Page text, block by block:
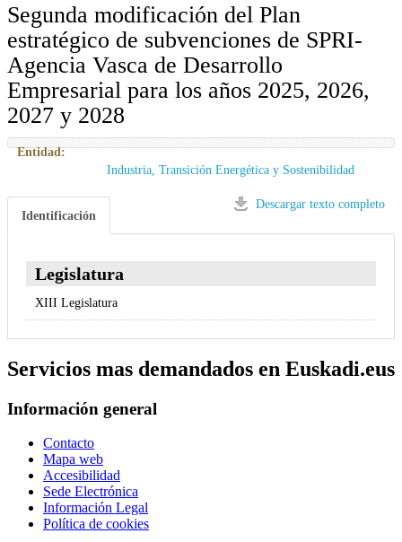
Segunda modificación del Plan
estratégico de subvenciones de SPRI-
Agencia Vasca de Desarrollo
Empresarial para los años 2025, 2026,
2027 y 2028
Entidad:
Industria, Transición Energética y Sostenibilidad
Descargar texto completo
Identificación
Legislatura
XIII Legislatura
Servicios mas demandados en Euskadi.eus
Información general
Contacto
Mapa web
Accesibilidad
Sede Electrónica
Información Legal
Política de cookies